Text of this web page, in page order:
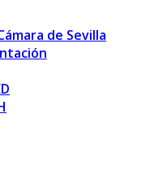
de Sevilla